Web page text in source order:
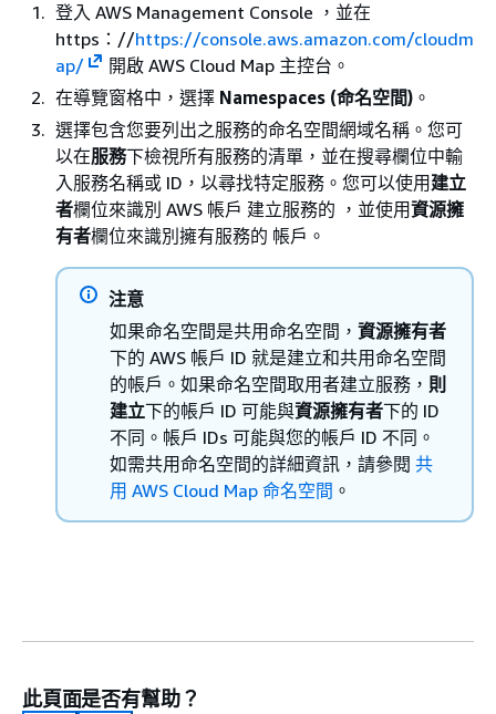
登入 AWS Management Console ，並在
https：//https://console.aws.amazon.com/cloudm
ap/
開啟 AWS Cloud Map 主控台。
在導覽窗格中，選擇 Namespaces (命名空間) 。
選擇包含您要列出之服務的命名空間網域名稱。您可
以在服務下檢視所有服務的清單，並在搜尋欄位中輸
入服務名稱或 ID，以尋找特定服務。您可以使用 建立
者欄位來識別 AWS 帳戶 建立服務的 ，並使用資源擁
有者欄位來識別擁有服務的 帳戶。
注意
如果命名空間是共用命名空間， 資源擁有者
下的 AWS 帳戶 ID 就是建立和共用命名空間
的帳戶。如果命名空間取用者建立服務， 則
建立下的帳戶 ID 可能與資源擁有者下的 ID
不同。帳戶 IDs 可能與您的帳戶 ID 不同。
如需共用命名空間的詳細資訊，請參閱 共
用 AWS Cloud Map 命名空間 。
此頁面是否有幫助？